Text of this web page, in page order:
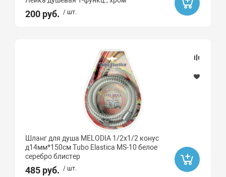
200 руб. / шт.
Шланг для душа MELODIA 1/2х1/2 конус
д14мм*150см Tubo Elastica MS-10 белое
серебро блистер
485 руб. / шт.